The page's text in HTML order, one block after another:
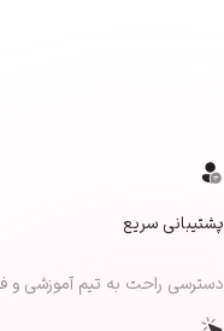
پشتیبانی سریع
دسترسی راحت به تیم آموزشی و